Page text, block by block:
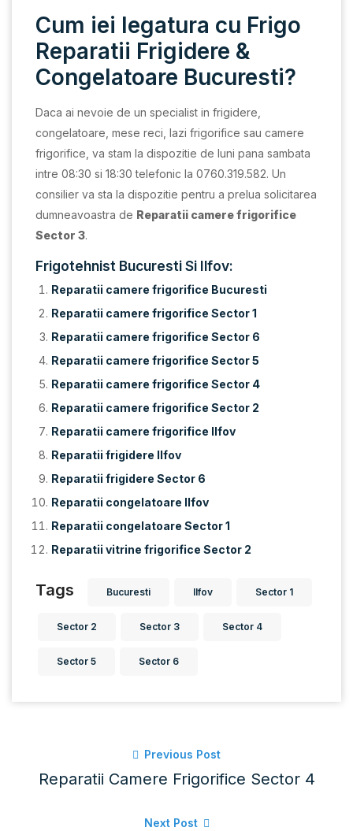
Cum iei legatura cu Frigo
Reparatii Frigidere &
Congelatoare Bucuresti?
Daca ai nevoie de un specialist in frigidere,
congelatoare, mese reci, lazi frigorifice sau camere
frigorifice, va stam la dispozitie de luni pana sambata
intre 08:30 si 18:30 telefonic la 0760.319.582. Un
consilier va sta la dispozitie pentru a prelua solicitarea
dumneavoastra de Reparatii camere frigorifice
Sector 3.
Frigotehnist Bucuresti Si Ilfov:
Reparatii camere frigorifice Bucuresti
Reparatii camere frigorifice Sector 1
Reparatii camere frigorifice Sector 6
Reparatii camere frigorifice Sector 5
Reparatii camere frigorifice Sector 4
Reparatii camere frigorifice Sector 2
Reparatii camere frigorifice Ilfov
Reparatii frigidere Ilfov
Reparatii frigidere Sector 6
Reparatii congelatoare Ilfov
Reparatii congelatoare Sector 1
Reparatii vitrine frigorifice Sector 2
Tags Bucuresti Ilfov Sector 1
Sector 2 Sector 3 Sector 4
Sector 5 Sector 6
Previous Post
Reparatii Camere Frigorifice Sector 4
Next Post